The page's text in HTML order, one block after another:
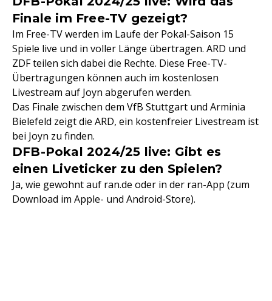
Finale im Free-TV gezeigt?
Im Free-TV werden im Laufe der Pokal-Saison 15
Spiele live und in voller Länge übertragen. ARD und
ZDF teilen sich dabei die Rechte. Diese Free-TV-
Übertragungen können auch im kostenlosen
Livestream auf Joyn abgerufen werden.
Das Finale zwischen dem VfB Stuttgart und Arminia
Bielefeld zeigt die ARD, ein kostenfreier Livestream ist
bei Joyn zu finden.
DFB-Pokal 2024/25 live: Gibt es
einen Liveticker zu den Spielen?
Ja, wie gewohnt auf ran.de oder in der ran-App (zum
Download im Apple- und Android-Store).